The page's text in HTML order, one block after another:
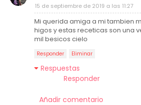
15 de septiembre de 2019 a las 11:27
Mi querida amiga a mi tambien
higos y estas receticas son una
mil besicos cielo
Responder Eliminar
Respuestas
Responder
Añadir comentario